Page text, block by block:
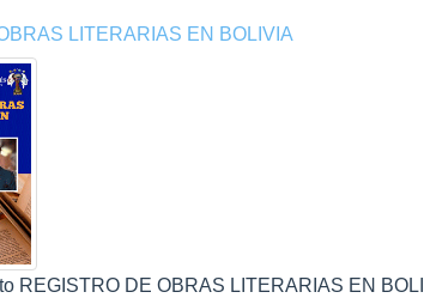
LITERARIAS EN BOLIVIA
REGISTRO DE OBRAS LITERARIAS EN